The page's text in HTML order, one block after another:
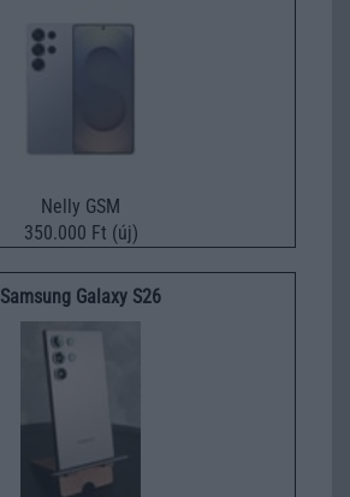
Nelly GSM
350.000 Ft (új)
Samsung Galaxy S26